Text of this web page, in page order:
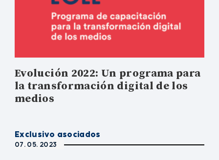
Evolución 2022: Un programa para
la transformación digital de los
medios
Exclusivo asociados
07. 05. 2023